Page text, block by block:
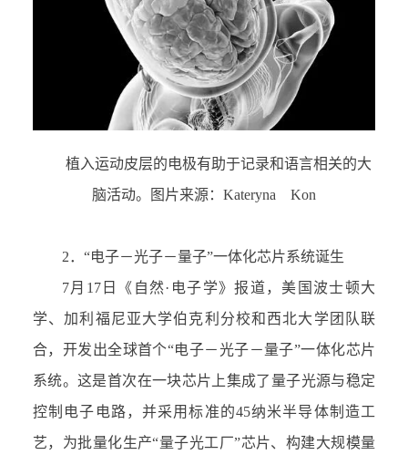
植入运动皮层的电极有助于记录和语言相关的大
脑活动。图片来源： Kateryna Kon
2． “电子－光子－量子”一体化芯片系统诞生
7月 17日《自然· 电子学》报道，美国波士顿大
学、加利福尼亚大学伯克利分校和西北大学团队联
合，开发出全球首个“电子－ 光子－量子”一体化芯片
系统。这是首次在一块芯片上集成了量子光源与稳定
控制电子电路，并采用标准的45纳米半导体制造工
艺，为批量化生产“量子光工厂”芯片、构建大规模量